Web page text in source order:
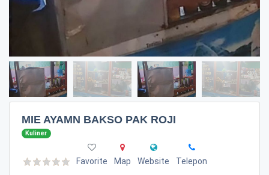
MIE AYAMN BAKSO PAK ROJI
Kuliner
Favorite Map Website Telepon